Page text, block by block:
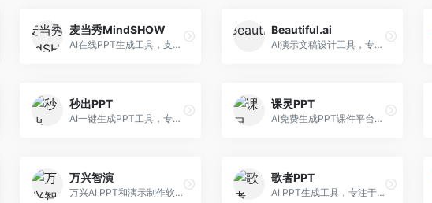
麦当秀MindSHOW
AI在线PPT生成工具，支持思维导图转PPT。面向职场人士，提供思维导图导入、PPT生成、模板选择等服务，思维导图转PPT效率高。
Beautiful.ai
AI演示文稿设计工具，专注于自动化设计排版。面向职场人士，提供智能排版、模板选择、设计优化等服务，设计美观度高。
秒出PPT
AI一键生成PPT工具，专注于快速演示文稿制作。面向职场人士，支持主题输入、内容生成、模板套用等功能，PPT生成速度快，适合紧急制作场景。
课灵PPT
AI免费生成PPT课件平台，专注于教育场景。面向教师和教育工作者，提供课件生成、教学设计、模板选择等服务，教育适配性强。
万兴智演
万兴AI PPT和演示制作软件，整合视频演示功能。面向职场人士和教育工作者，提供PPT生成、演示录制、视频制作等服务，演示功能完善。
歌者PPT
AI PPT生成工具，专注于演示文稿智能创作。面向职场人士，支持主题输入、内容生成、设计美化等功能，PPT制作效率高。